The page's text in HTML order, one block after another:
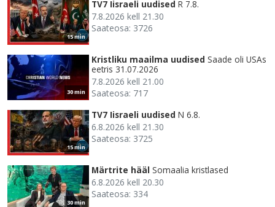
15 min
TV7 Iisraeli uudised R 7.8.
7.8.2026 kell 21.30
Saateosa: 3726
30 min
Kristliku maailma uudised Saade oli USAs
eetris 31.07.2026
7.8.2026 kell 21.00
Saateosa: 717
15 min
TV7 Iisraeli uudised N 6.8.
6.8.2026 kell 21.30
Saateosa: 3725
30 min
Märtrite hääl Somaalia kristlased
6.8.2026 kell 20.30
Saateosa: 334